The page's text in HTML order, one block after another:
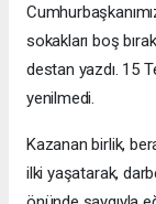
sokakları boş
destan yazdı. 15
yenilmedi.
Kazanan birlik,
ilki yaşatarak,